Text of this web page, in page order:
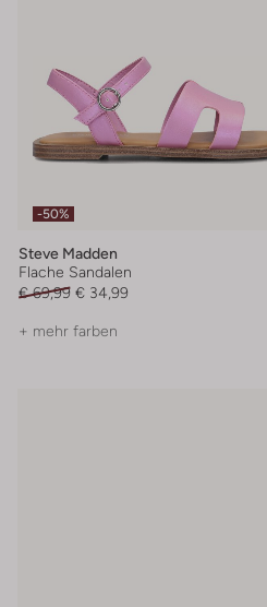
-50%
Steve Madden
Flache Sandalen
€ 69,99 € 34,99
+ mehr farben